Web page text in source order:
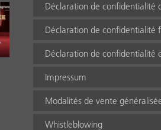
Déclaration de confidentialité
Déclaration de confidentialité
Déclaration de confidentialité
Impressum
Modalités de vente
Whistleblowing